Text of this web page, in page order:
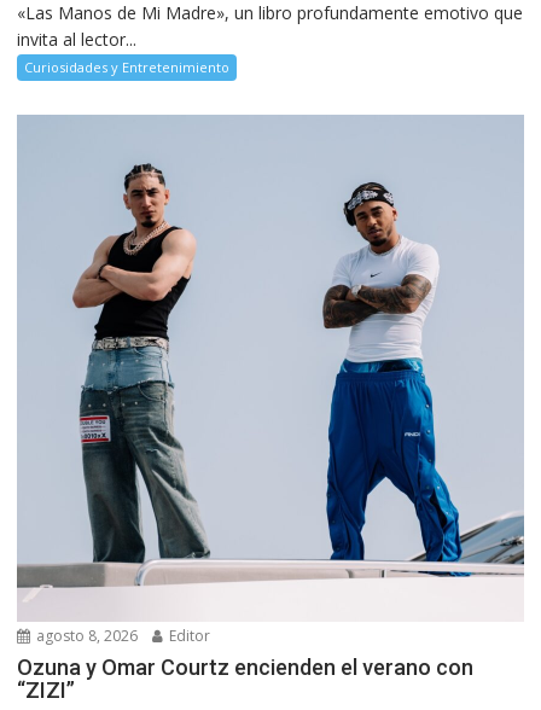
«Las Manos de Mi Madre», un libro profundamente emotivo que
invita al lector...
Curiosidades y Entretenimiento
agosto 8, 2026 Editor
Ozuna y Omar Courtz encienden el verano con
“ZIZI”